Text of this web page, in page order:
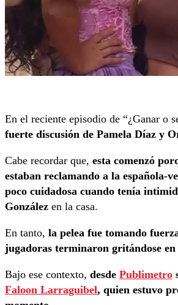
En el reciente episodio de “¿Ganar o
fuerte discusión de Pamela Díaz y
Cabe recordar que, esta comenzó
estaban reclamando a la española-
poco cuidadosa cuando tenía
González en la casa.
En tanto, la pelea fue tomando
jugadoras terminaron gritándose en
Bajo ese contexto, desde Publimetro
Faloon Larraguibel, quien estuvo